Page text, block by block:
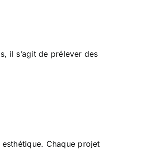
il s’agit de prélever des
Chaque projet